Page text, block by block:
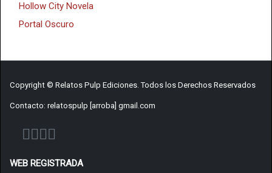
Hollow City Novela
Portal Oscuro
Copyright © Relatos Pulp Ediciones. Todos los Derechos Reservados
Contacto: relatospulp [arroba] gmail.com
WEB REGISTRADA